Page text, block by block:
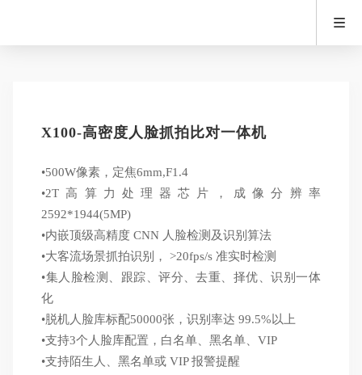
X100-高密度人脸抓拍比对一体机
•500W像素，定焦6mm,F1.4
•2T高算力处理器芯片，成像分辨率
2592*1944(5MP)
•内嵌顶级高精度 CNN 人脸检测及识别算法
•大客流场景抓拍识别， >20fps/s 准实时检测
•集人脸检测、跟踪、评分、去重、择优、识别一体
化
•脱机人脸库标配50000张，识别率达 99.5%以上
•支持3个人脸库配置，白名单、黑名单、VIP
•支持陌生人、黑名单或 VIP 报警提醒